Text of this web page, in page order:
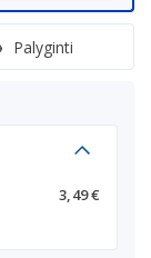
Palyginti
3,49 €